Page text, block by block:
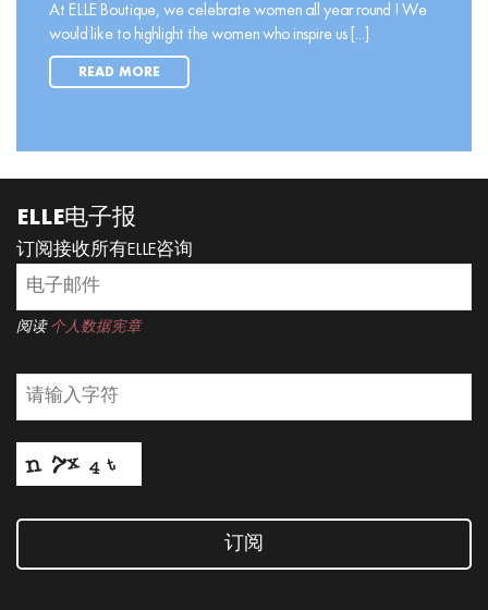
At ELLE Boutique, we celebrate women all year round ! We
would like to highlight the women who inspire us [...]
READ MORE
ELLE电子报
订阅接收所有ELLE咨询
阅读 个人数据宪章
订阅